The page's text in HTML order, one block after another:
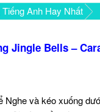
Anh Hay Nhất
Jingle Bells –
Nghe và kéo xuống